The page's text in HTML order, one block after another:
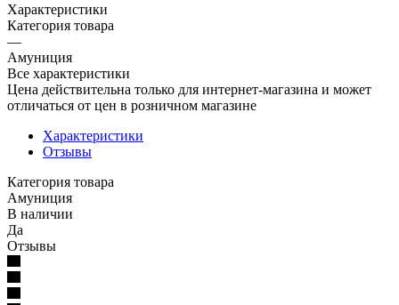
Характеристики
Категория товара
—
Амуниция
Все характеристики
Цена действительна только для интернет-магазина и может
отличаться от цен в розничном магазине
Характеристики
Отзывы
Категория товара
Амуниция
В наличии
Да
Отзывы